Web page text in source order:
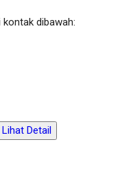
dibawah:
Lihat Detail